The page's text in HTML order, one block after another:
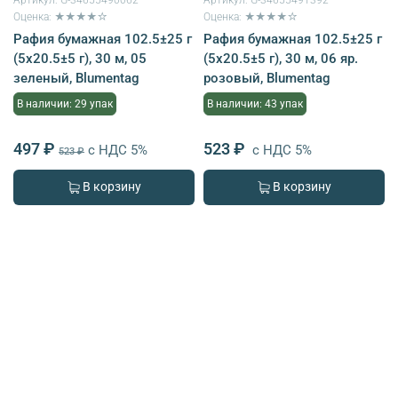
Оценка: ★★★★☆
Рафия бумажная 102.5±25 г
(5х20.5±5 г), 30 м, 05
зеленый, Blumentag
В наличии: 29 упак
497 ₽ 523 ₽ с НДС 5%
В корзину
Оценка: ★★★★☆
Рафия бумажная 102.5±25 г
(5х20.5±5 г), 30 м, 06 яр.
розовый, Blumentag
В наличии: 43 упак
523 ₽ с НДС 5%
В корзину